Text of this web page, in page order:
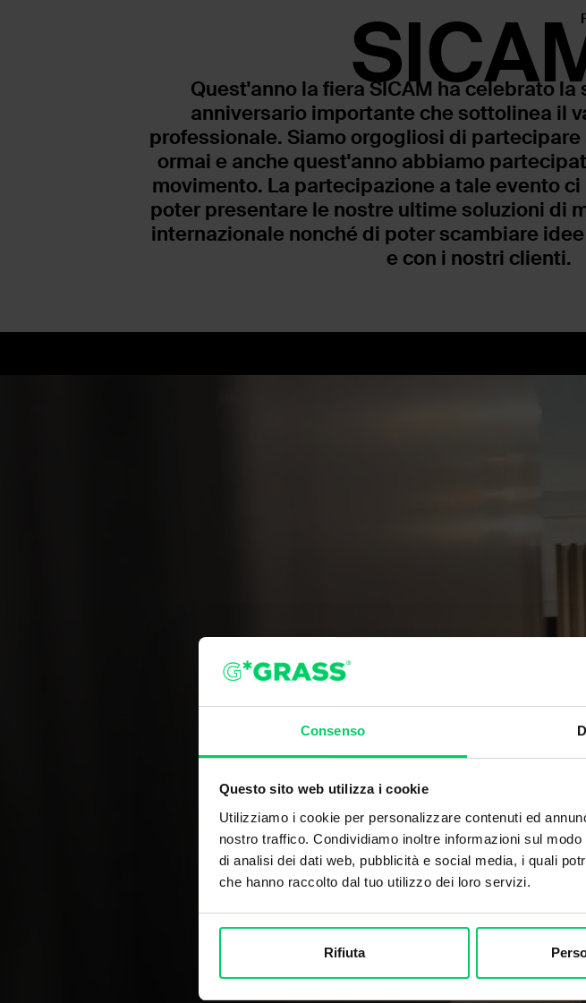
Consenso
Questo sito web utilizza i cookie
Utilizziamo i cookie per personalizzare contenuti ed
nostro traffico. Condividiamo inoltre informazioni sul
di analisi dei dati web, pubblicità e social media, i quali
che hanno raccolto dal tuo utilizzo dei loro servizi.
Rifiuta
Quest'anno la fiera SICAM ha celebrato la
anniversario importante che sottolinea il
professionale. Siamo orgogliosi di
ormai e anche quest'anno abbiamo
movimento. La partecipazione a tale evento
poter presentare le nostre ultime soluzioni di
internazionale nonché di poter scambiare
e con i nostri clienti.